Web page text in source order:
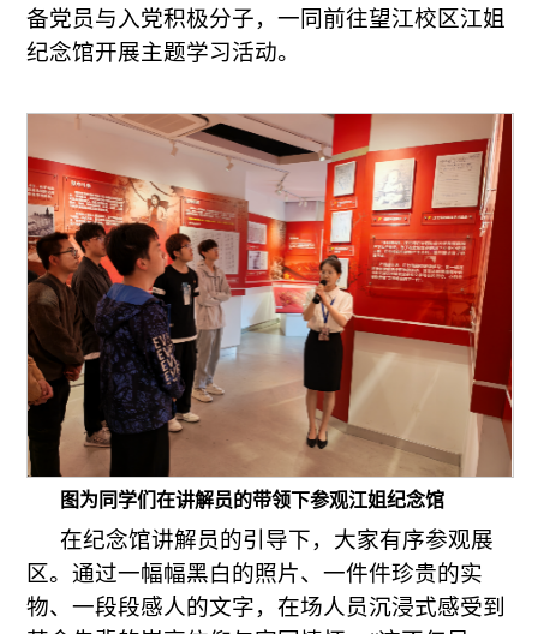
备党员与入党积极分子，一同前往望江校区江姐
纪念馆开展主题学习活动。
图为同学们在讲解员的带领下参观江姐纪念馆
在纪念馆讲解员的引导下，大家有序参观展
区。通过一幅幅黑白的照片、一件件珍贵的实
物、一段段感人的文字，在场人员沉浸式感受到